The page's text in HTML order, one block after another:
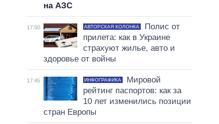
на АЗС
17:50 АВТОРСКАЯ КОЛОНКА
Полис от
прилета: как в Украине
страхуют жилье, авто и
здоровье от войны
17:45 ИНФОГРАФИКА
Мировой
рейтинг паспортов: как за
10 лет изменились позиции
стран Европы